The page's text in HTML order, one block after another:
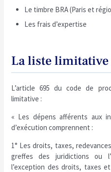
Le timbre BRA (Paris et
Les frais d’expertise
La liste limitative
L’article 695 du code de
limitative :
« Les dépens afférents aux
d’exécution comprennent :
1° Les droits, taxes,
greffes des juridictions ou
l’exception des droits, taxes